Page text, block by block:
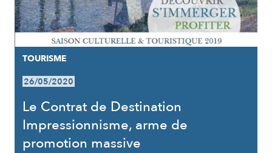
TOURISME
26/05/2020
Le Contrat de Destination
Impressionnisme, arme de
promotion massive